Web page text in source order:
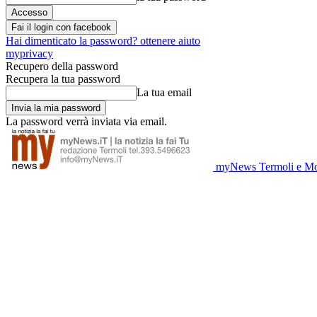
Fai il login con facebook
Hai dimenticato la password? ottenere aiuto
myprivacy
Recupero della password
Recupera la tua password
La tua email
La password verrà inviata via email.
myNews Termoli e